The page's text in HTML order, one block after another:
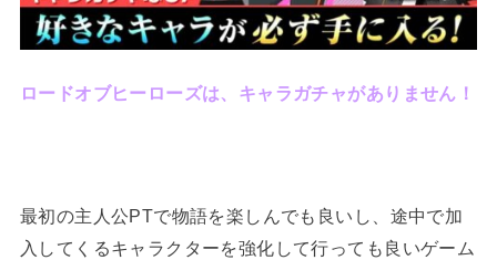
ロードオブヒーローズは、キャラガチャがありません！
最初の主人公PTで物語を楽しんでも良いし、途中で加
入してくるキャラクターを強化して行っても良いゲーム